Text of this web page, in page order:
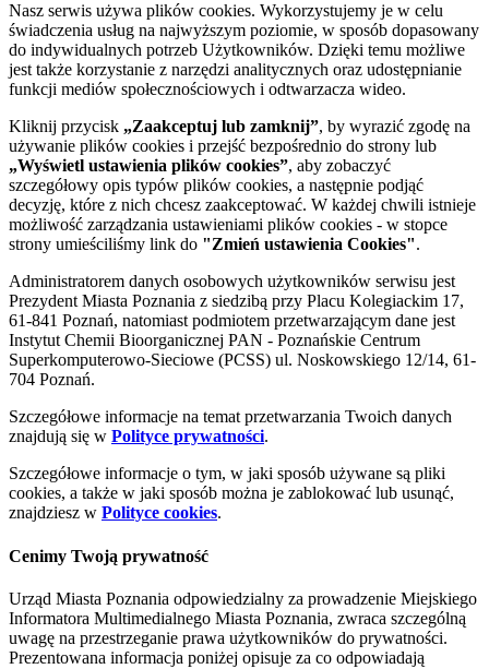
Nasz serwis używa plików cookies. Wykorzystujemy je w celu
świadczenia usług na najwyższym poziomie, w sposób dopasowany
do indywidualnych potrzeb Użytkowników. Dzięki temu możliwe
jest także korzystanie z narzędzi analitycznych oraz udostępnianie
funkcji mediów społecznościowych i odtwarzacza wideo.
Kliknij przycisk „Zaakceptuj lub zamknij”, by wyrazić zgodę na
używanie plików cookies i przejść bezpośrednio do strony lub
„Wyświetl ustawienia plików cookies”, aby zobaczyć
szczegółowy opis typów plików cookies, a następnie podjąć
decyzję, które z nich chcesz zaakceptować. W każdej chwili istnieje
możliwość zarządzania ustawieniami plików cookies - w stopce
strony umieściliśmy link do "Zmień ustawienia Cookies".
Administratorem danych osobowych użytkowników serwisu jest
Prezydent Miasta Poznania z siedzibą przy Placu Kolegiackim 17,
61-841 Poznań, natomiast podmiotem przetwarzającym dane jest
Instytut Chemii Bioorganicznej PAN - Poznańskie Centrum
Superkomputerowo-Sieciowe (PCSS) ul. Noskowskiego 12/14, 61-
704 Poznań.
Szczegółowe informacje na temat przetwarzania Twoich danych
znajdują się w Polityce prywatności.
Szczegółowe informacje o tym, w jaki sposób używane są pliki
cookies, a także w jaki sposób można je zablokować lub usunąć,
znajdziesz w Polityce cookies.
Cenimy Twoją prywatność
Urząd Miasta Poznania odpowiedzialny za prowadzenie Miejskiego
Informatora Multimedialnego Miasta Poznania, zwraca szczególną
uwagę na przestrzeganie prawa użytkowników do prywatności.
Prezentowana informacja poniżej opisuje za co odpowiadają